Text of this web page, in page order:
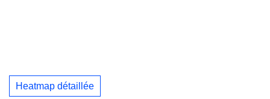
Heatmap détaillée